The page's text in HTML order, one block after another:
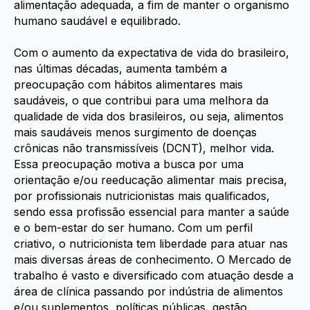
alimentação adequada, a fim de manter o organismo
humano saudável e equilibrado.
Com o aumento da expectativa de vida do brasileiro,
nas últimas décadas, aumenta também a
preocupação com hábitos alimentares mais
saudáveis, o que contribui para uma melhora da
qualidade de vida dos brasileiros, ou seja, alimentos
mais saudáveis menos surgimento de doenças
crônicas não transmissíveis (DCNT), melhor vida.
Essa preocupação motiva a busca por uma
orientação e/ou reeducação alimentar mais precisa,
por profissionais nutricionistas mais qualificados,
sendo essa profissão essencial para manter a saúde
e o bem-estar do ser humano. Com um perfil
criativo, o nutricionista tem liberdade para atuar nas
mais diversas áreas de conhecimento. O Mercado de
trabalho é vasto e diversificado com atuação desde a
área de clínica passando por indústria de alimentos
e/ou suplementos, políticas públicas, gestão,